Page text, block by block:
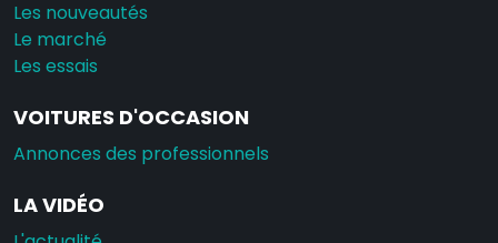
Les nouveautés
Le marché
Les essais
VOITURES D'OCCASION
Annonces des professionnels
LA VIDÉO